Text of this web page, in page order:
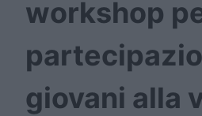
workshop
giovani alla